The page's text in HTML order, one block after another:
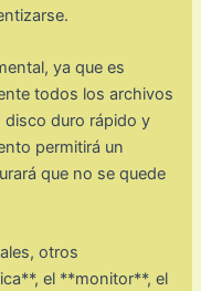
ya que es
todos los archivos
disco duro rápido y
permitirá un
que no se quede
otros
el **monitor**, el